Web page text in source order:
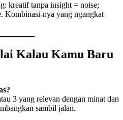
kreatif tanpa insight = noise;
Kombinasi-nya yang ngangkat
Kalau Kamu Baru
3 yang relevan dengan minat dan
sambil jalan.